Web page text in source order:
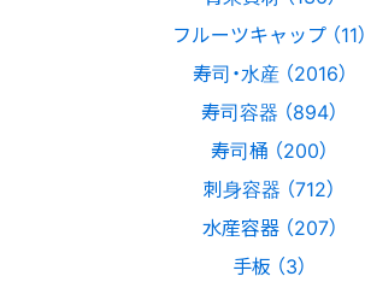
フルーツキャップ （11）
寿司・水産 （2016）
寿司容器 （894）
寿司桶 （200）
刺身容器 （712）
水産容器 （207）
手板 （3）